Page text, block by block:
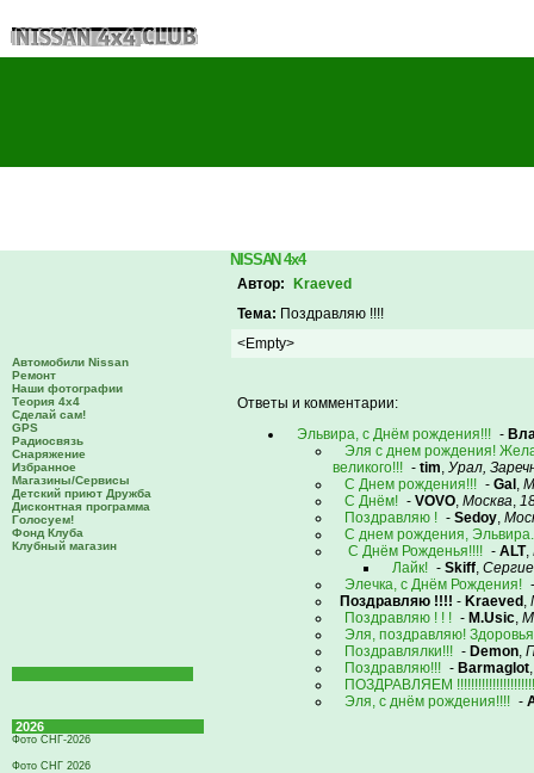
Автомобили Nissan
Ремонт
Наши фотографии
Теория 4х4
Сделай сам!
GPS
Радиосвязь
Снаряжение
Избранное
Магазины/Сервисы
Детский приют Дружба
Дисконтная программа
Голосуем!
Фонд Клуба
Клубный магазин
2026
Фото СНГ-2026
Фото СНГ 2026
NISSAN 4x4
Автор:
Kraeved
Тема: Поздравляю !!!!
<Empty>
Ответы и комментарии:
Эльвира, с Днём рождения!!! -
Эля с днем рождения!
великого!!! - tim, Урал,
C Днем рождения!!! - Gal ,
С Днём! - VOVO, Москва,
Поздравляю ! - Sedoy,
С днем рождения,
С Днём Рожденья!!!! - ALT,
Лайк! - Skiff,
Элечка, с Днём Рождения!
Поздравляю !!!! - Kraeved ,
Поздравляю ! ! ! - M.Usic,
Эля, поздравляю!
Поздравлялки!!! - Demon,
Поздравляю!!! - Barmaglot
ПОЗДРАВЛЯЕМ
Эля, с днём рождения!!!! -